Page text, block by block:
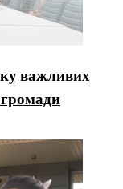
важливих